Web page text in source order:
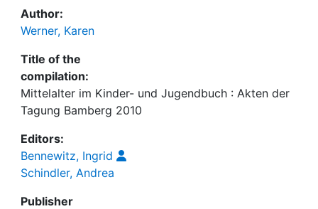
Author:
Werner, Karen
Title of the
compilation:
Mittelalter im Kinder- und Jugendbuch : Akten der
Tagung Bamberg 2010
Editors:
Bennewitz, Ingrid
Schindler, Andrea
Publisher